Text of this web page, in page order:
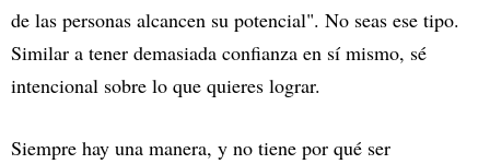
de las personas alcancen su potencial". No seas ese tipo.
Similar a tener demasiada confianza en sí mismo, sé
intencional sobre lo que quieres lograr.
Siempre hay una manera, y no tiene por qué ser